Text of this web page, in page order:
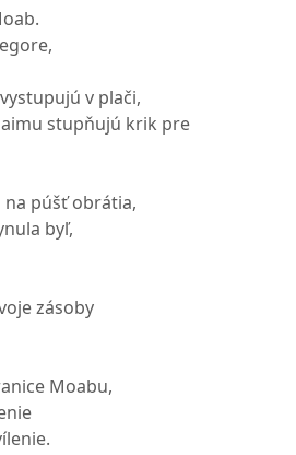
v plači,
stupňujú krik pre
na púšť obrátia,
byľ,
zásoby
Moabu,